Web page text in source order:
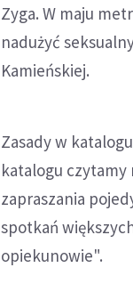
Zyga. W maju
nadużyć
Kamieńskiej.
Zasady w
katalogu
zapraszania
spotkań
opiekunowie".